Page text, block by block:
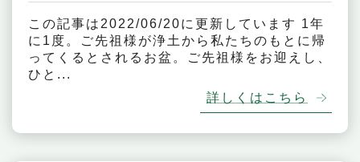
この記事は2022/06/20に更新しています 1年
に1度。ご先祖様が浄土から私たちのもとに帰
ってくるとされるお盆。ご先祖様をお迎えし、
ひと...
詳しくはこちら